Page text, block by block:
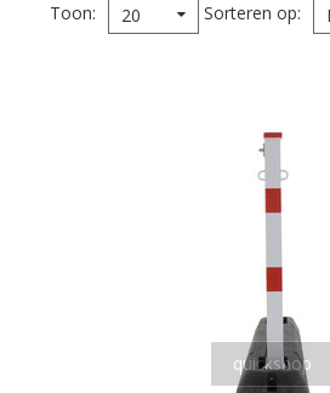
Toon 20 Sorteren op
quickshop